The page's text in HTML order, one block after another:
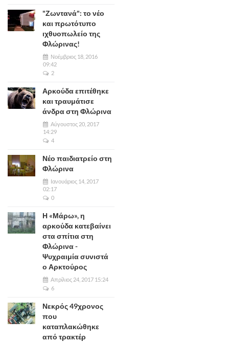
"Ζωντανά": το νέο
και πρωτότυπο
ιχθυοπωλείο της
Φλώρινας!
Νοέμβριος 18, 2016
09:42
2
Αρκούδα επιτέθηκε
και τραυμάτισε
άνδρα στη Φλώρινα
Αύγουστος 20, 2017
14:29
4
Νέο παιδιατρείο στη
Φλώρινα
Ιανουάριος 14, 2017
02:17
0
Η «Μάρω», η
αρκούδα κατεβαίνει
στα σπίτια στη
Φλώρινα -
Ψυχραιμία συνιστά
ο Αρκτούρος
Απρίλιος 24, 2017 15:24
6
Νεκρός 49χρονος
που
καταπλακώθηκε
από τρακτέρ